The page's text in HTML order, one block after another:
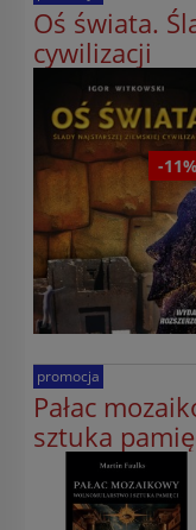
Oś świata.
cywilizacji
-11%
Pałac
sztuka
promocja